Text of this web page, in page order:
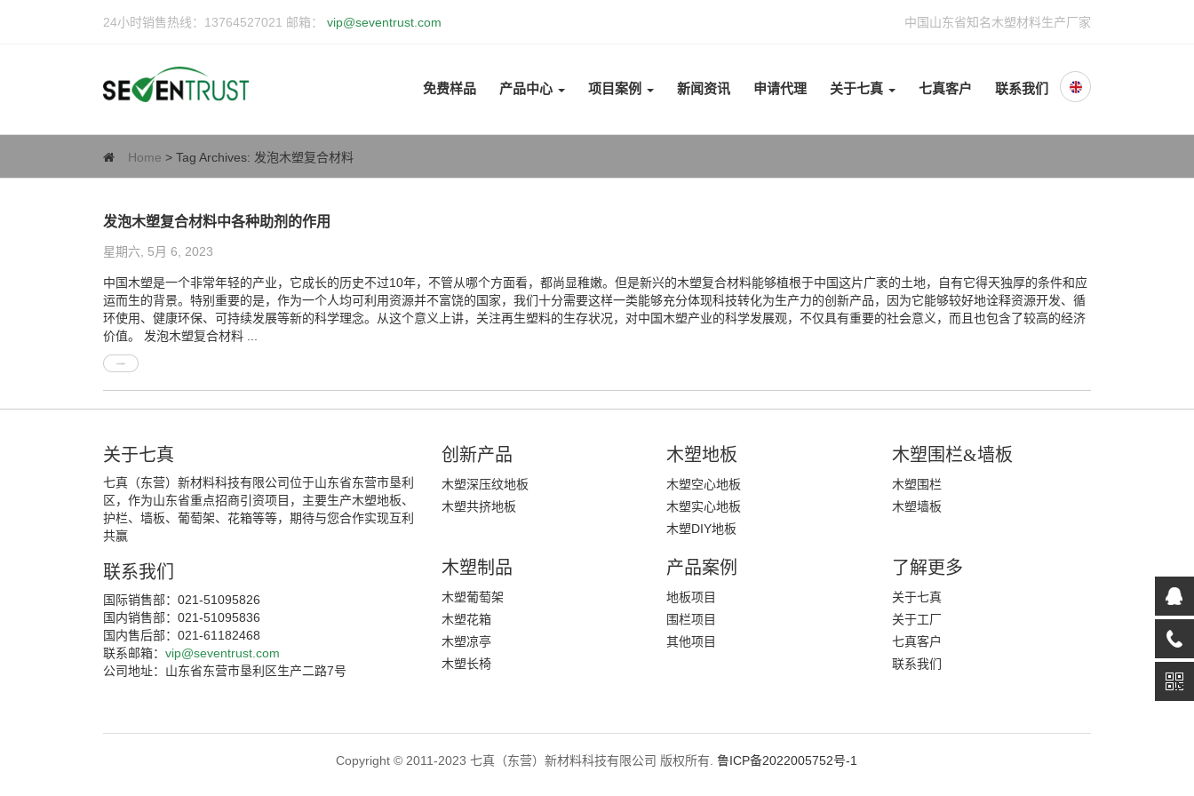
24小时销售热线：13764527021 邮箱： vip@seventrust.com 中国山东省知名木塑材料生产厂家
免费样品 产品中心 项目案例 新闻资讯 申请代理 关于七真 七真客户 联系我们
Home > Tag Archives: 发泡木塑复合材料
发泡木塑复合材料中各种助剂的作用
星期六, 5月 6, 2023
中国木塑是一个非常年轻的产业，它成长的历史不过10年，不管从哪个方面看，都尚显稚嫩。但是新兴的木塑复合材料能够植根于中国这片广袤的土地，自有它得天独厚的条件和应
运而生的背景。特别重要的是，作为一个人均可利用资源并不富饶的国家，我们十分需要这样一类能够充分体现科技转化为生产力的创新产品，因为它能够较好地诠释资源开发、循
环使用、健康环保、可持续发展等新的科学理念。从这个意义上讲，关注再生塑料的生存状况，对中国木塑产业的科学发展观，不仅具有重要的社会意义，而且也包含了较高的经济
价值。 发泡木塑复合材料 ...
关于七真
七真（东营）新材料科技有限公司位于山东省东营市垦利
区，作为山东省重点招商引资项目，主要生产木塑地板、
护栏、墙板、葡萄架、花箱等等，期待与您合作实现互利
共赢
联系我们
国际销售部：021-51095826
国内销售部：021-51095836
国内售后部：021-61182468
联系邮箱： vip@seventrust.com
公司地址：山东省东营市垦利区生产二路7号
创新产品
木塑深压纹地板
木塑共挤地板
木塑地板
木塑空心地板
木塑实心地板
木塑DIY地板
木塑围栏&墙板
木塑围栏
木塑墙板
木塑制品
木塑葡萄架
木塑花箱
木塑凉亭
木塑长椅
产品案例
地板项目
围栏项目
其他项目
了解更多
关于七真
关于工厂
七真客户
联系我们
Copyright © 2011-2023 七真（东营）新材料科技有限公司 版权所有.鲁ICP备2022005752号-1